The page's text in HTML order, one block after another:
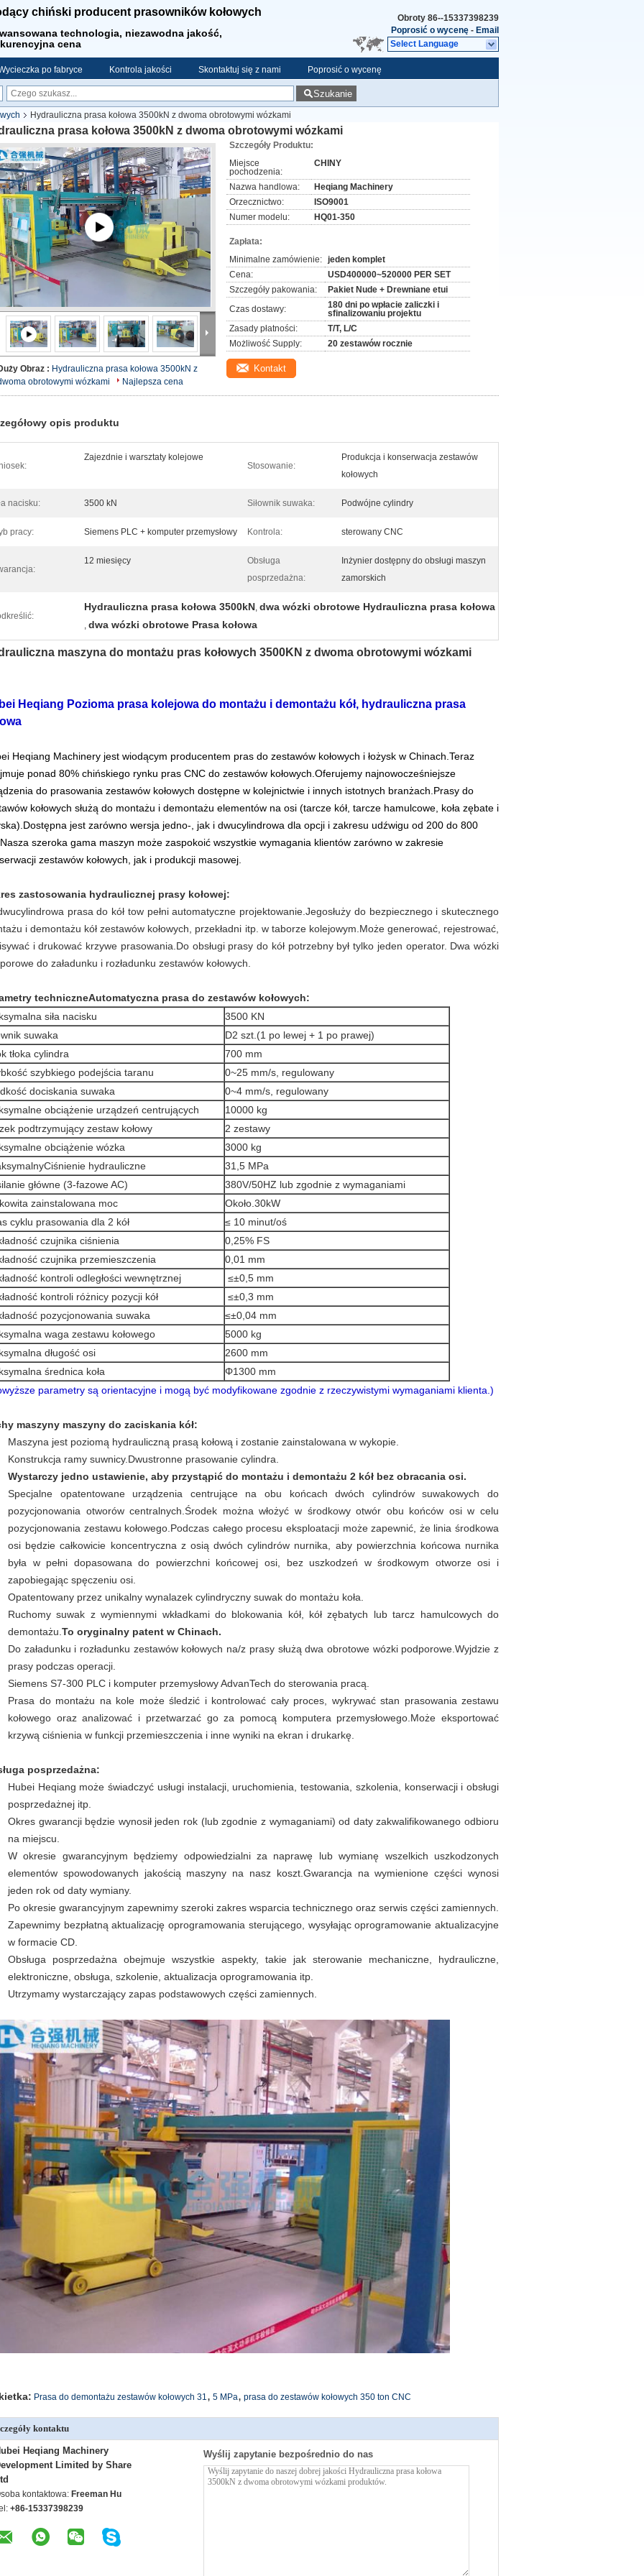
chiński producent prasowników kołowych
technologia, niezawodna jakość,
cena
Obroty 86--15337398239
Poprosić o wycenę - Email
Select Language
po fabryce Kontrola jakości Skontaktuj się z nami Poprosić o wycenę
Szukanie
Hydrauliczna prasa kołowa 3500kN z dwoma obrotowymi wózkami
prasa kołowa 3500kN z dwoma obrotowymi wózkami
Obraz : Hydrauliczna prasa kołowa 3500kN z
obrotowymi wózkami
Najlepsza cena
Szczegóły Produktu:
Miejsce
pochodzenia:
CHINY
Nazwa handlowa:
Heqiang Machinery
Orzecznictwo:
ISO9001
Numer modelu:
HQ01-350
Zapłata:
Minimalne zamówienie: jeden komplet
Cena:
USD400000~520000 PER SET
Szczegóły pakowania:
Pakiet Nude + Drewniane etui
Czas dostawy:
180 dni po wpłacie zaliczki i
sfinalizowaniu projektu
Zasady płatności:
T/T, L/C
Możliwość Supply:
20 zestawów rocznie
Kontakt
opis produktu
Zajezdnie i warsztaty kolejowe
Stosowanie:
Produkcja i konserwacja zestawów
kołowych
nacisku: 3500 kN Siłownik suwaka: Podwójne cylindry
pracy: Siemens PLC + komputer przemysłowy Kontrola: sterowany CNC
12 miesięcy
Obsługa
posprzedażna:
Inżynier dostępny do obsługi maszyn
zamorskich
Hydrauliczna prasa kołowa 3500kN, dwa wózki obrotowe Hydrauliczna prasa kołowa
, dwa wózki obrotowe Prasa kołowa
maszyna do montażu pras kołowych 3500KN z dwoma obrotowymi wózkami
Heqiang Pozioma prasa kolejowa do montażu i demontażu kół, hydrauliczna prasa
Heqiang Machinery jest wiodącym producentem pras do zestawów kołowych i łożysk w Chinach.Teraz
ponad 80% chińskiego rynku pras CNC do zestawów kołowych.Oferujemy najnowocześniejsze
do prasowania zestawów kołowych dostępne w kolejnictwie i innych istotnych branżach.Prasy do
kołowych służą do montażu i demontażu elementów na osi (tarcze kół, tarcze hamulcowe, koła zębate i
jest zarówno wersja jedno-, jak i dwucylindrowa dla opcji i zakresu udźwigu od 200 do 800
szeroka gama maszyn może zaspokoić wszystkie wymagania klientów zarówno w zakresie
zestawów kołowych, jak i produkcji masowej.
zastosowania hydraulicznej prasy kołowej:
prasa do kół tow pełni automatyczne projektowanie.Jegosłuży do bezpiecznego i skutecznego
i demontażu kół zestawów kołowych, przekładni itp. w taborze kolejowym.Może generować, rejestrować,
i drukować krzywe prasowania. Do obsługi prasy do kół potrzebny był tylko jeden operator. Dwa wózki
do załadunku i rozładunku zestawów kołowych.
techniczneAutomatyczna prasa do zestawów kołowych:
siła nacisku
3500 KN
suwaka
D2 szt. (1 po lewej + 1 po prawej)
tłoka cylindra
700 mm
szybkiego podejścia taranu
0~25 mm/s, regulowany
dociskania suwaka
0~4 mm/s, regulowany
obciążenie urządzeń centrujących
10000 kg
podtrzymujący zestaw kołowy
2 zestawy
obciążenie wózka
3000 kg
Ciśnienie hydrauliczne
31,5 MPa
główne (3-fazowe AC)
380V/50HZ lub zgodnie z wymaganiami
zainstalowana moc
Około.30kW
cyklu prasowania dla 2 kół
≤ 10 minut/oś
czujnika ciśnienia
0,25% FS
czujnika przemieszczenia
0,01 mm
kontroli odległości wewnętrznej
≤±0,5 mm
kontroli różnicy pozycji kół
≤±0,3 mm
pozycjonowania suwaka
≤±0,04 mm
waga zestawu kołowego
5000 kg
długość osi
2600 mm
średnica koła
Φ1300 mm
parametry są orientacyjne i mogą być modyfikowane zgodnie z rzeczywistymi wymaganiami klienta.)
maszyny maszyny do zaciskania kół:
Maszyna jest poziomą hydrauliczną prasą kołową i zostanie zainstalowana w wykopie.
Konstrukcja ramy suwnicy. Dwustronne prasowanie cylindra
Wystarczy jedno ustawienie, aby przystąpić do montażu i demontażu 2 kół bez obracania osi.
Specjalne opatentowane urządzenia centrujące na obu końcach dwóch cylindrów suwakowych do
pozycjonowania otworów centralnych.Środek można włożyć w środkowy otwór obu końców osi w celu
pozycjonowania zestawu kołowego.Podczas całego procesu eksploatacji może zapewnić, że linia środkowa
osi będzie całkowicie koncentryczna z osią dwóch cylindrów nurnika, aby powierzchnia końcowa nurnika
była w pełni dopasowana do powierzchni końcowej osi, bez uszkodzeń w środkowym otworze osi i
zapobiegając spęczeniu osi.
Opatentowany przez unikalny wynalazek cylindryczny suwak do montażu koła.
Ruchomy suwak z wymiennymi wkładkami do blokowania kół, kół zębatych lub tarcz hamulcowych do
demontażu. To oryginalny patent w Chinach.
Do załadunku i rozładunku zestawów kołowych na/z prasy służą dwa obrotowe wózki podporowe.Wyjdzie z
prasy podczas operacji.
Siemens S7-300 PLC i komputer przemysłowy AdvanTech do sterowania pracą.
Prasa do montażu na kole może śledzić i kontrolować cały proces, wykrywać stan prasowania zestawu
kołowego oraz analizować i przetwarzać go za pomocą komputera przemysłowego.Może eksportować
krzywą ciśnienia w funkcji przemieszczenia i inne wyniki na ekran i drukarkę.
posprzedażna:
Hubei Heqiang może świadczyć usługi instalacji, uruchomienia, testowania, szkolenia, konserwacji i obsługi
posprzedażnej itp.
Okres gwarancji będzie wynosił jeden rok (lub zgodnie z wymaganiami) od daty zakwalifikowanego odbioru
na miejscu.
W okresie gwarancyjnym będziemy odpowiedzialni za naprawę lub wymianę wszelkich uszkodzonych
elementów spowodowanych jakością maszyny na nasz koszt.Gwarancja na wymienione części wynosi
jeden rok od daty wymiany.
Po okresie gwarancyjnym zapewnimy szeroki zakres wsparcia technicznego oraz serwis części zamiennych.
Zapewnimy bezpłatną aktualizację oprogramowania sterującego, wysyłając oprogramowanie aktualizacyjne
w formacie CD.
Obsługa posprzedażna obejmuje wszystkie aspekty, takie jak sterowanie mechaniczne, hydrauliczne,
elektroniczne, obsługa, szkolenie, aktualizacja oprogramowania itp.
Utrzymamy wystarczający zapas podstawowych części zamiennych.
Prasa do demontażu zestawów kołowych 31, 5 MPa, prasa do zestawów kołowych 350 ton CNC
kontaktu
Heqiang Machinery
Limited by Share
kontaktowa: Freeman Hu
+86-15337398239
Wyślij zapytanie bezpośrednio do nas